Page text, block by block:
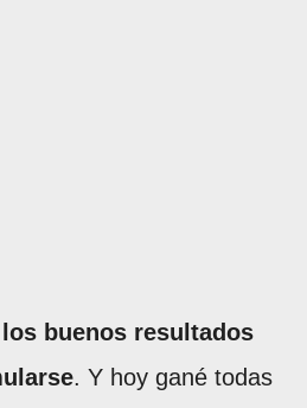
los buenos resultados
. Y hoy gané todas